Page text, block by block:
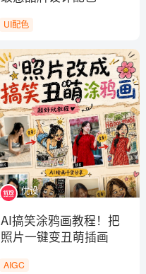
UI配色
AI搞笑涂鸦画教程！把
照片一键变丑萌插画
优设
AIGC